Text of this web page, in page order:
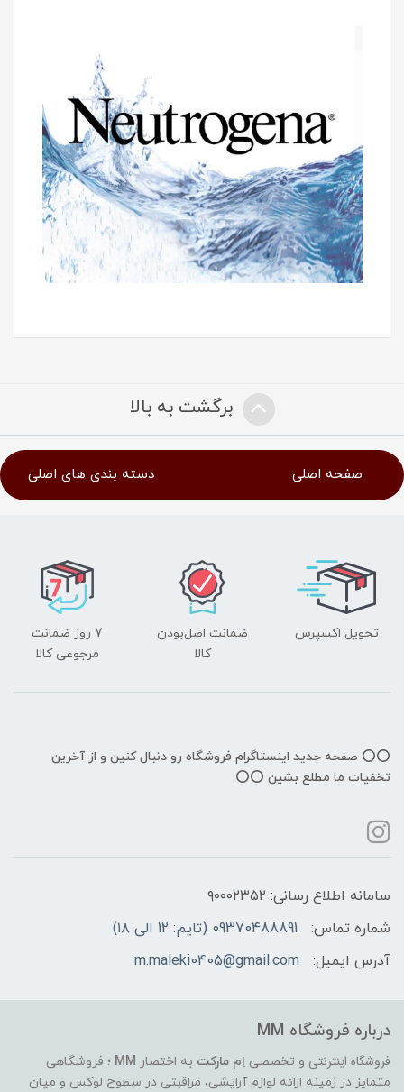
برگشت به بالا
صفحه اصلی دسته بندی های اصلی
تحویل اکسپرس
ضمانت اصل‌بودن
کالا
7 روز ضمانت
مرجوعی کالا
⭕️⭕️ صفحه جدید اینستاگرام فروشگاه رو دنبال کنین و از آخرین
تخفیات ما مطلع بشین ⭕️⭕️
سامانه اطلاع رسانی: ۹۰۰۰۲۳۵۲
شماره تماس:
09370488891 (تایم: 12 الی ۱۸)
آدرس ایمیل:
m.maleki0405@gmail.com
درباره فروشگاه MM
فروشگاه اینترنتی و تخصصی اِم مارکت به اختصار MM ؛ فروشگاهی
متمایز در زمینه ارائه لوازم آرایشی، مراقبتی در سطوح لوکس و میان